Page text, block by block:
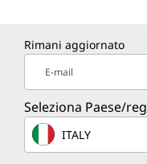
Rimani aggiornato
E-mail
Seleziona Paese/
ITALY